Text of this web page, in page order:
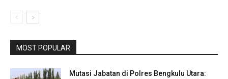
MOST POPULAR
Mutasi Jabatan di Polres Bengkulu Utara: